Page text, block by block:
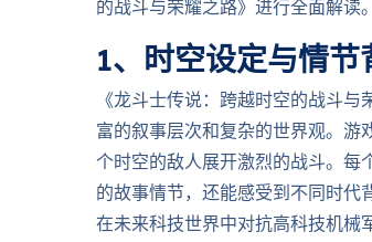
的战斗与荣耀之路》进行全面解读。
1、时空设定与情节
《龙斗士传说：跨越时空的战斗
富的叙事层次和复杂的世界观。
个时空的敌人展开激烈的战斗。每
的故事情节，还能感受到不同时
在未来科技世界中对抗高科技机械